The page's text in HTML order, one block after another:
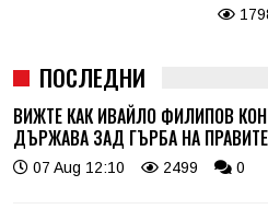
ПОСЛЕДНИ
ВИЖТЕ КАК ИВАЙЛО ФИЛИПОВ
ДЪРЖАВА ЗАД ГЪРБА НА
07 Aug 12:10 2499 0